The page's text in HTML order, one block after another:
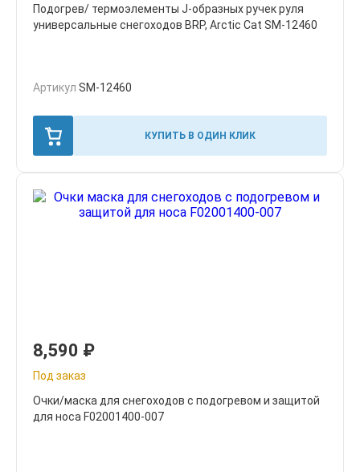
Подогрев/ термоэлементы J-образных ручек руля
универсальные снегоходов BRP, Arctic Cat SM-12460
Артикул SM-12460
КУПИТЬ В ОДИН КЛИК
8,590 ₽
Под заказ
Очки/маска для снегоходов с подогревом и защитой
для носа F02001400-007